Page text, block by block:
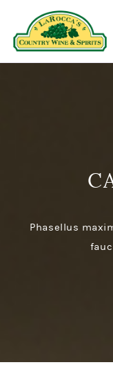
Phasellus